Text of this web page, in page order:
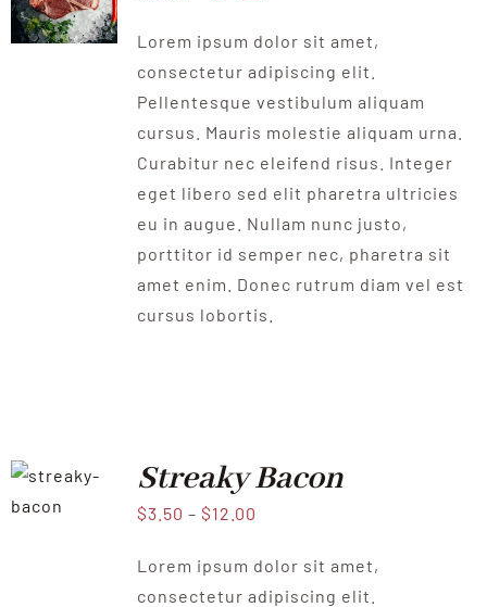
Lorem ipsum dolor sit amet,
consectetur adipiscing elit.
Pellentesque vestibulum aliquam
cursus. Mauris molestie aliquam urna.
Curabitur nec eleifend risus. Integer
eget libero sed elit pharetra ultricies
eu in augue. Nullam nunc justo,
porttitor id semper nec, pharetra sit
amet enim. Donec rutrum diam vel est
cursus lobortis.
Streaky Bacon
$3.50 – $12.00
Lorem ipsum dolor sit amet,
consectetur adipiscing elit.